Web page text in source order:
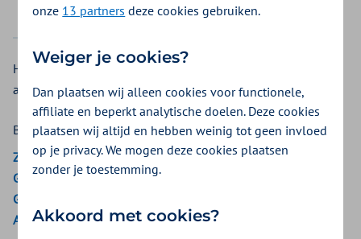
2025 2026
Het volgen van een cursus dat u kan helpen om
alcoholgebruik te verminderen of te voorkomen.
Bekijk de vergoedingen van:
ZieZo
Gemeenten Optimaal
Gemeente Amsterdam
Aon Vitaal
onze 13 partners deze cookies gebruiken.
Weiger je cookies?
Dan plaatsen wij alleen cookies voor functionele,
affiliate en beperkt analytische doelen. Deze cookies
plaatsen wij altijd en hebben weinig tot geen invloed
op je privacy. We mogen deze cookies plaatsen
zonder je toestemming.
Akkoord met cookies?